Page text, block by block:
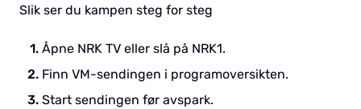
Slik ser du kampen steg for steg
Åpne NRK TV eller slå på NRK1.
Finn VM-sendingen i programoversikten.
Start sendingen før avspark.